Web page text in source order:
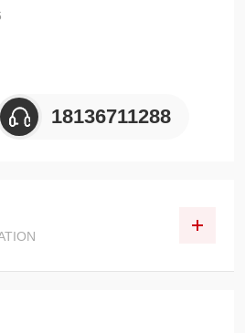
其特征在于:还包括切线喷喷枪及进料
18136711288